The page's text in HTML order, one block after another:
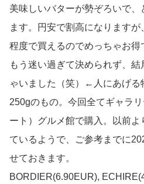
美味しいバターが勢ぞろいで
ます。円安で割高になります
程度で買えるのでめっちゃお得
もう迷い過ぎて決められず、
ゃいました（笑）←人にあげる
250gのもの。今回全てギャラ
ート）グルメ館で購入。以前
ているようで、ご参考までに
せておきます。
BORDIER(6.90EUR),